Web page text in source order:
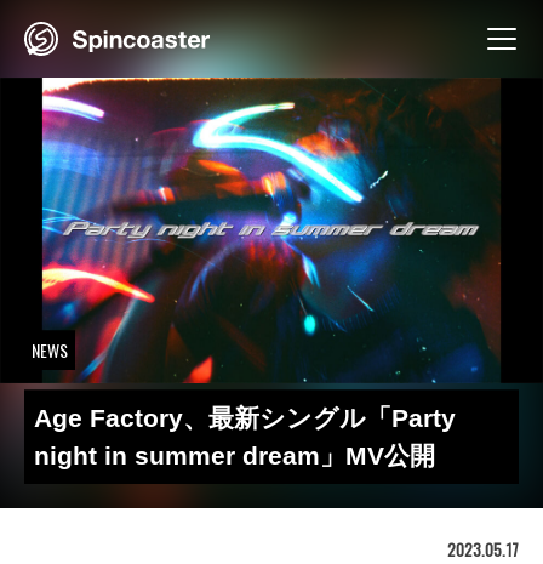
NEWS
Age Factory、最新シングル「Party
night in summer dream」MV公開
2023.05.17